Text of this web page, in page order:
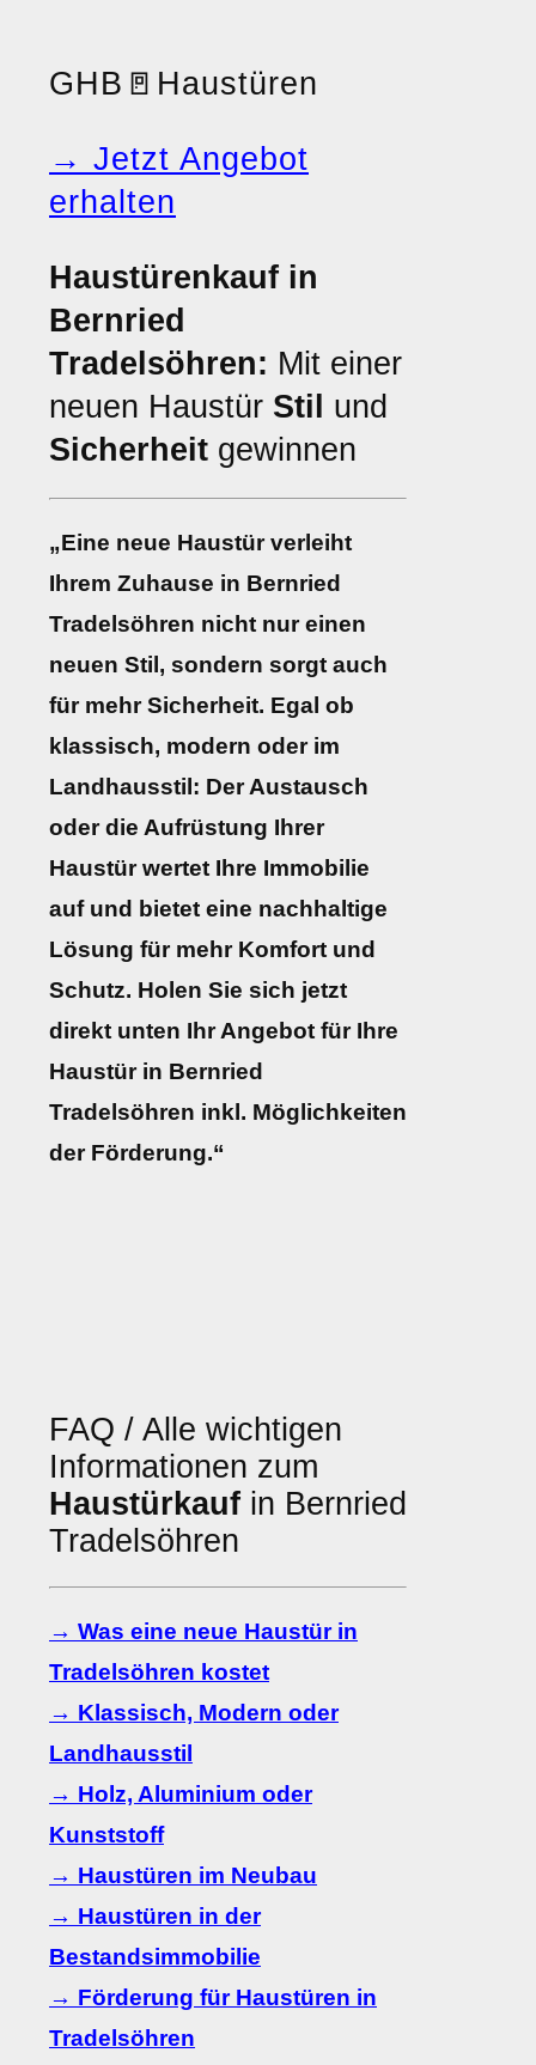
GHB 🚪 Haustüren
→ Jetzt Angebot
erhalten
Haustürenkauf in
Bernried
Tradelsöhren: Mit einer
neuen Haustür Stil
und
Sicherheit gewinnen
„Eine neue Haustür verleiht
Ihrem Zuhause in Bernried
Tradelsöhren nicht nur einen
neuen Stil, sondern sorgt auch
für mehr Sicherheit. Egal ob
klassisch, modern oder im
Landhausstil: Der Austausch
oder die Aufrüstung Ihrer
Haustür wertet Ihre Immobilie
auf und bietet eine nachhaltige
Lösung für mehr Komfort und
Schutz. Holen Sie sich jetzt
direkt unten Ihr Angebot für Ihre
Haustür in Bernried
Tradelsöhren inkl. Möglichkeiten
der Förderung.“
FAQ / Alle wichtigen
Informationen zum
Haustürkauf in Bernried
Tradelsöhren
→ Was eine neue Haustür in
Tradelsöhren kostet
→ Klassisch, Modern oder
Landhausstil
→ Holz, Aluminium oder
Kunststoff
→ Haustüren im Neubau
→ Haustüren in der
Bestandsimmobilie
→ Förderung für Haustüren in
Tradelsöhren